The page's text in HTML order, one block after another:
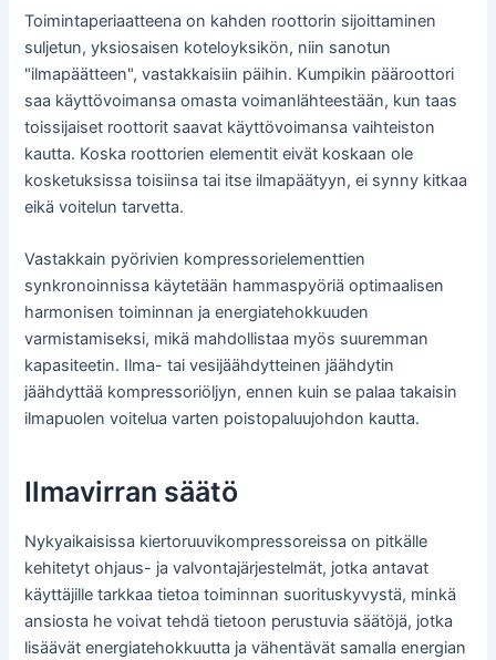
Toimintaperiaatteena on kahden roottorin sijoittaminen
suljetun, yksiosaisen koteloyksikön, niin sanotun
"ilmapäätteen", vastakkaisiin päihin. Kumpikin pääroottori
saa käyttövoimansa omasta voimanlähteestään, kun taas
toissijaiset roottorit saavat käyttövoimansa vaihteiston
kautta. Koska roottorien elementit eivät koskaan ole
kosketuksissa toisiinsa tai itse ilmapäätyyn, ei synny kitkaa
eikä voitelun tarvetta.
Vastakkain pyörivien kompressorielementtien
synkronoinnissa käytetään hammaspyöriä optimaalisen
harmonisen toiminnan ja energiatehokkuuden
varmistamiseksi, mikä mahdollistaa myös suuremman
kapasiteetin. Ilma- tai vesijäähdytteinen jäähdytin
jäähdyttää kompressoriöljyn, ennen kuin se palaa takaisin
ilmapuolen voitelua varten poistopaluujohdon kautta.
Ilmavirran säätö
Nykyaikaisissa kiertoruuvikompressoreissa on pitkälle
kehitetyt ohjaus- ja valvontajärjestelmät, jotka antavat
käyttäjille tarkkaa tietoa toiminnan suorituskyvystä, minkä
ansiosta he voivat tehdä tietoon perustuvia säätöjä, jotka
lisäävät energiatehokkuutta ja vähentävät samalla energian